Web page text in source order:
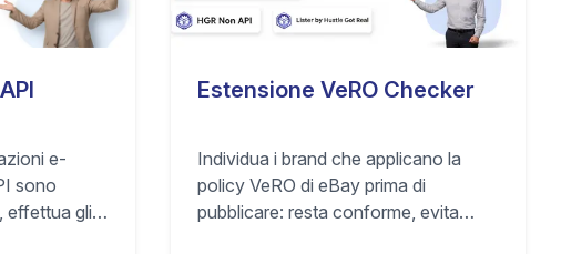
e-
sono
effettua gli
Estensione VeRO Checker
Individua i brand che applicano la
policy VeRO di eBay prima di
pubblicare: resta conforme, evita